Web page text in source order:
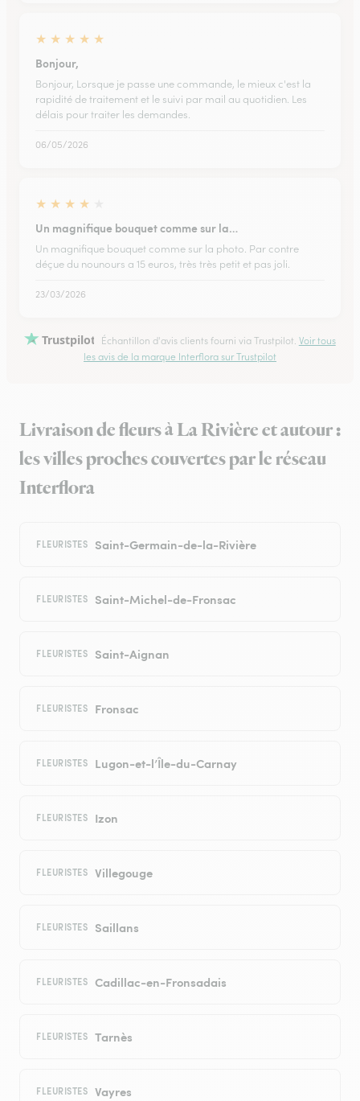
★ ★ ★ ★ ★
Bonjour,
Bonjour, Lorsque je passe une commande, le mieux c'est la
rapidité de traitement et le suivi par mail au quotidien. Les
délais pour traiter les demandes.
06/05/2026
★ ★ ★ ★
Un magnifique bouquet comme sur la…
Un magnifique bouquet comme sur la photo. Par contre
déçue du nounours a 15 euros, très très petit et pas joli.
23/03/2026
Trustpilot Échantillon d'avis clients fourni via Trustpilot. Voir tous
les avis de la marque Interflora sur Trustpilot
Livraison de fleurs à La Rivière et autour :
les villes proches couvertes par le réseau
Interflora
FLEURISTES Saint-Germain-de-la-Rivière
FLEURISTES Saint-Michel-de-Fronsac
FLEURISTES Saint-Aignan
FLEURISTES Fronsac
FLEURISTES Lugon-et-l’Île-du-Carnay
FLEURISTES Izon
FLEURISTES Villegouge
FLEURISTES Saillans
FLEURISTES Cadillac-en-Fronsadais
FLEURISTES Tarnès
FLEURISTES Vayres